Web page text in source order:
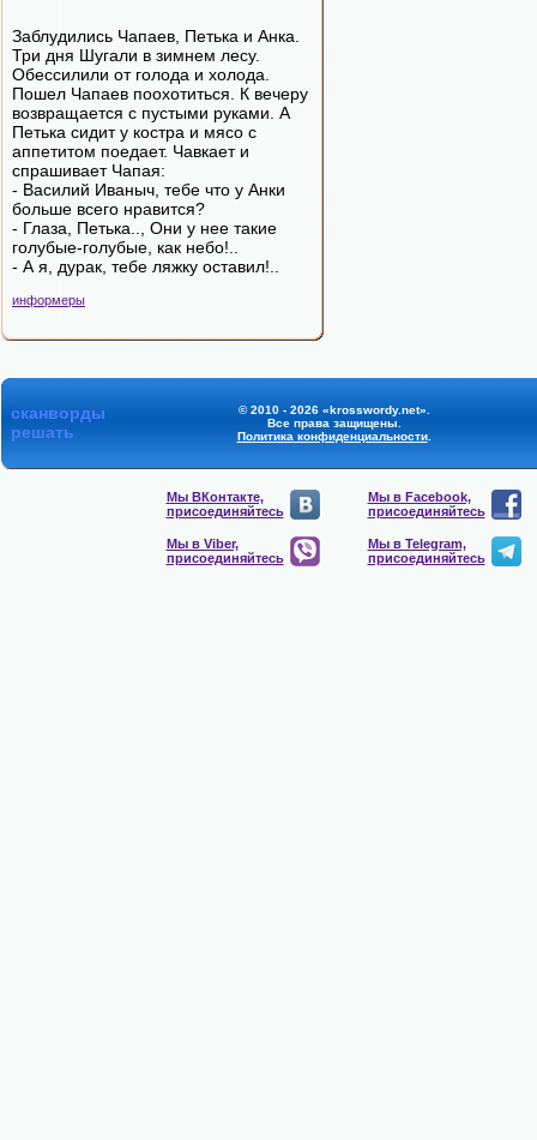
Заблудились Чапаев, Петька и Анка.
Три дня Шугали в зимнем лесу.
Обессилили от голода и холода.
Пошел Чапаев поохотиться. К вечеру
возвращается с пустыми руками. А
Петька сидит у костра и мясо с
аппетитом поедает. Чавкает и
спрашивает Чапая:
- Василий Иваныч, тебе что у Анки
больше всего нравится?
- Глаза, Петька.., Они у нее такие
голубые-голубые, как небо!..
- А я, дурак, тебе ляжку оставил!..
информеры
сканворды
решать
© 2010 - 2026 «krosswordy.net».
Все права защищены.
Политика конфиденциальности.
Мы ВКонтакте,
присоединяйтесь
Мы в Facebook,
присоединяйтесь
Мы в Viber,
присоединяйтесь
Мы в Telegram,
присоединяйтесь